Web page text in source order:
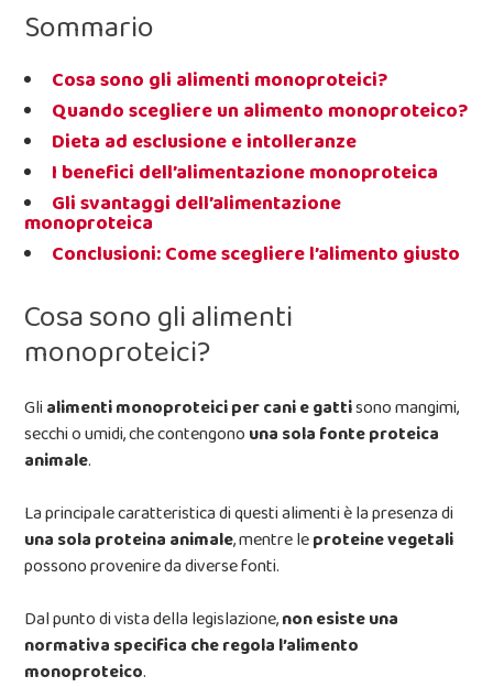
Sommario
Cosa sono gli alimenti monoproteici?
Quando scegliere un alimento monoproteico?
Dieta ad esclusione e intolleranze
I benefici dell’alimentazione monoproteica
Gli svantaggi dell’alimentazione
monoproteica
Conclusioni: Come scegliere l’alimento giusto
Cosa sono gli alimenti
monoproteici?
Gli alimenti monoproteici per cani e gattisono mangimi,
secchi o umidi, che contengono una sola fonte proteica
animale.
La principale caratteristica di questi alimenti è la presenza di
una sola proteina animale, mentre leproteine vegetali
possono provenire da diverse fonti.
Dal punto di vista della legislazione,non esiste una
normativa specifica che regola l’alimento
monoproteico.